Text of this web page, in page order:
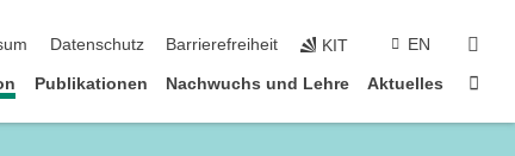
Datenschutz Barrierefreiheit KIT EN
Publikationen Nachwuchs und Lehre Aktuelles